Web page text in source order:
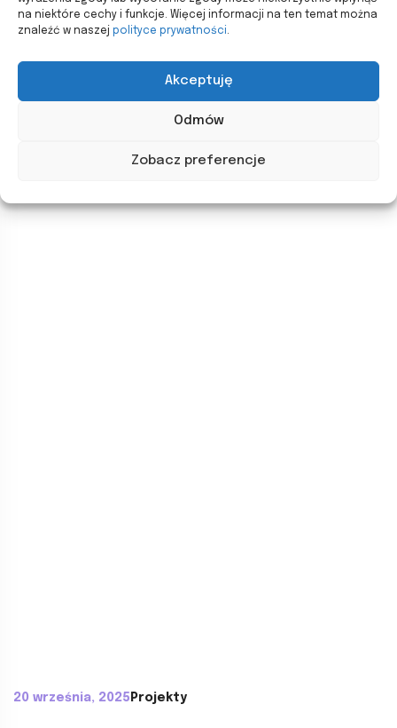
na niektóre cechy i funkcje. Więcej informacji na ten temat można
znaleźć w naszej polityce prywatności.
Akceptuję
Odmów
Zobacz preferencje
20 września, 2025 Projekty